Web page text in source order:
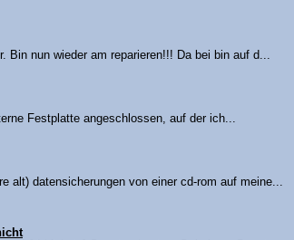
Bin nun wieder am reparieren!!! Da bei bin auf d...
Festplatte angeschlossen, auf der ich...
alt) datensicherungen von einer cd-rom auf meine...